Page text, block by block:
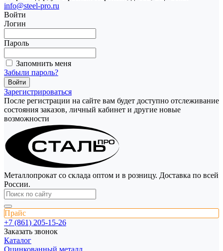
info@steel-pro.ru
Войти
Логин
Пароль
Запомнить меня
Забыли пароль?
Зарегистрироваться
После регистрации на сайте вам будет доступно отслеживание
состояния заказов, личный кабинет и другие новые
возможности
Металлопрокат со склада оптом и в розницу. Доставка по всей
России.
Прайс
+7 (861) 205-15-26
Заказать звонок
Каталог
Оцинкованный металл